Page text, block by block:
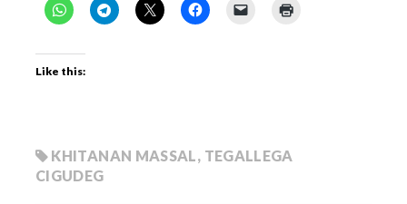
Like this:
KHITANAN MASSAL, TEGALLEGA
CIGUDEG